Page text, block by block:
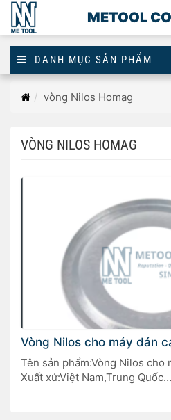
METOOL
DANH MỤC SẢN PHẨM
Trangvòng Nilos Homag
VÒNG NILOS HOMAG
Vòng Nilos cho máy dán
Tên sản phẩm:Vòng Nilos cho
Xuất xứ:Việt Nam,Trung Quốc